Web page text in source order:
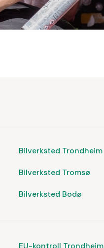
Bilverksted Trondheim
Bilverksted Tromsø
Bilverksted Bodø
EU-kontroll Trondheim